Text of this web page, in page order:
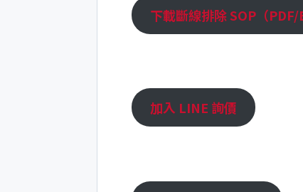
下載斷線排除 SOP（PDF/
加入 LINE 詢價